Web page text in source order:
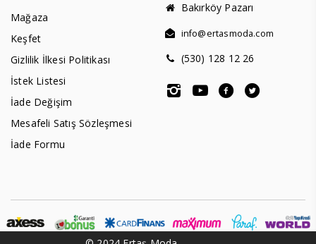
Mağaza
Keşfet
Gizlilik İlkesi Politikası
İstek Listesi
İade Değişim
Mesafeli Satış Sözleşmesi
İade Formu
Bakırköy Pazarı
info@ertasmoda.com
(530) 128 12 26